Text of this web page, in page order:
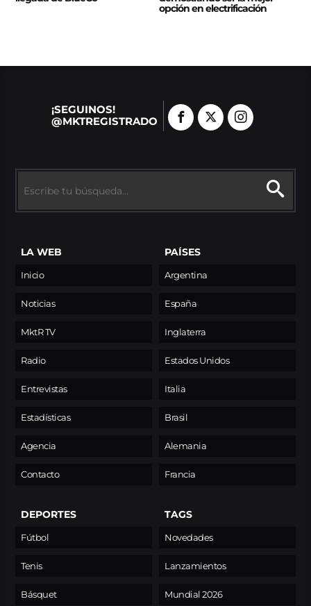
opción en electrificación
¡SEGUINOS!
@MKTREGISTRADO
LA WEB
Inicio
Noticias
MktR TV
Radio
Entrevistas
Estadísticas
Agencia
Contacto
PAÍSES
Argentina
España
Inglaterra
Estados Unidos
Italia
Brasil
Alemania
Francia
DEPORTES
Fútbol
Tenis
Básquet
TAGS
Novedades
Lanzamientos
Mundial 2026